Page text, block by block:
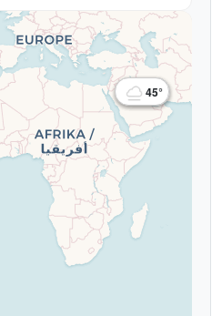
43°
42°
41°
41°
45°